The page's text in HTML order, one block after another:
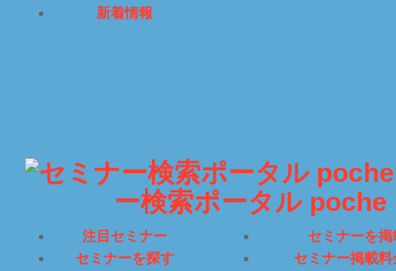
新着情報
ー検索ポータル poche
注目セミナー
セミナーを探す
セミナーを掲
セミナー掲載